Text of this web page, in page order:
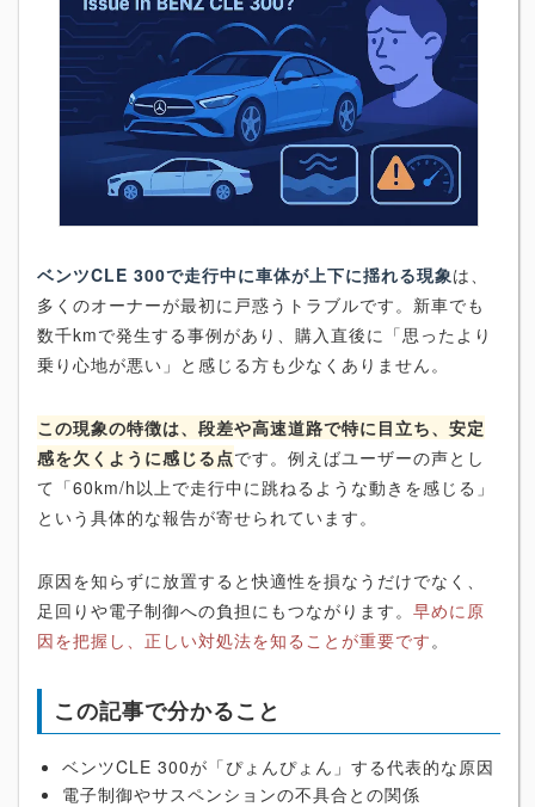
ベンツCLE 300で走行中に車体が上下に揺れる現象は、
多くのオーナーが最初に戸惑うトラブルです。新車でも
数千kmで発生する事例があり、購入直後に「思ったより
乗り心地が悪い」と感じる方も少なくありません。
この現象の特徴は、段差や高速道路で特に目立ち、安定
感を欠くように感じる点です。例えばユーザーの声とし
て「60km/h以上で走行中に跳ねるような動きを感じる」
という具体的な報告が寄せられています。
原因を知らずに放置すると快適性を損なうだけでなく、
足回りや電子制御への負担にもつながります。 早めに原
因を把握し、正しい対処法を知ることが重要です。
この記事で分かること
ベンツCLE 300が「ぴょんぴょん」する代表的な原因
電子制御やサスペンションの不具合との関係